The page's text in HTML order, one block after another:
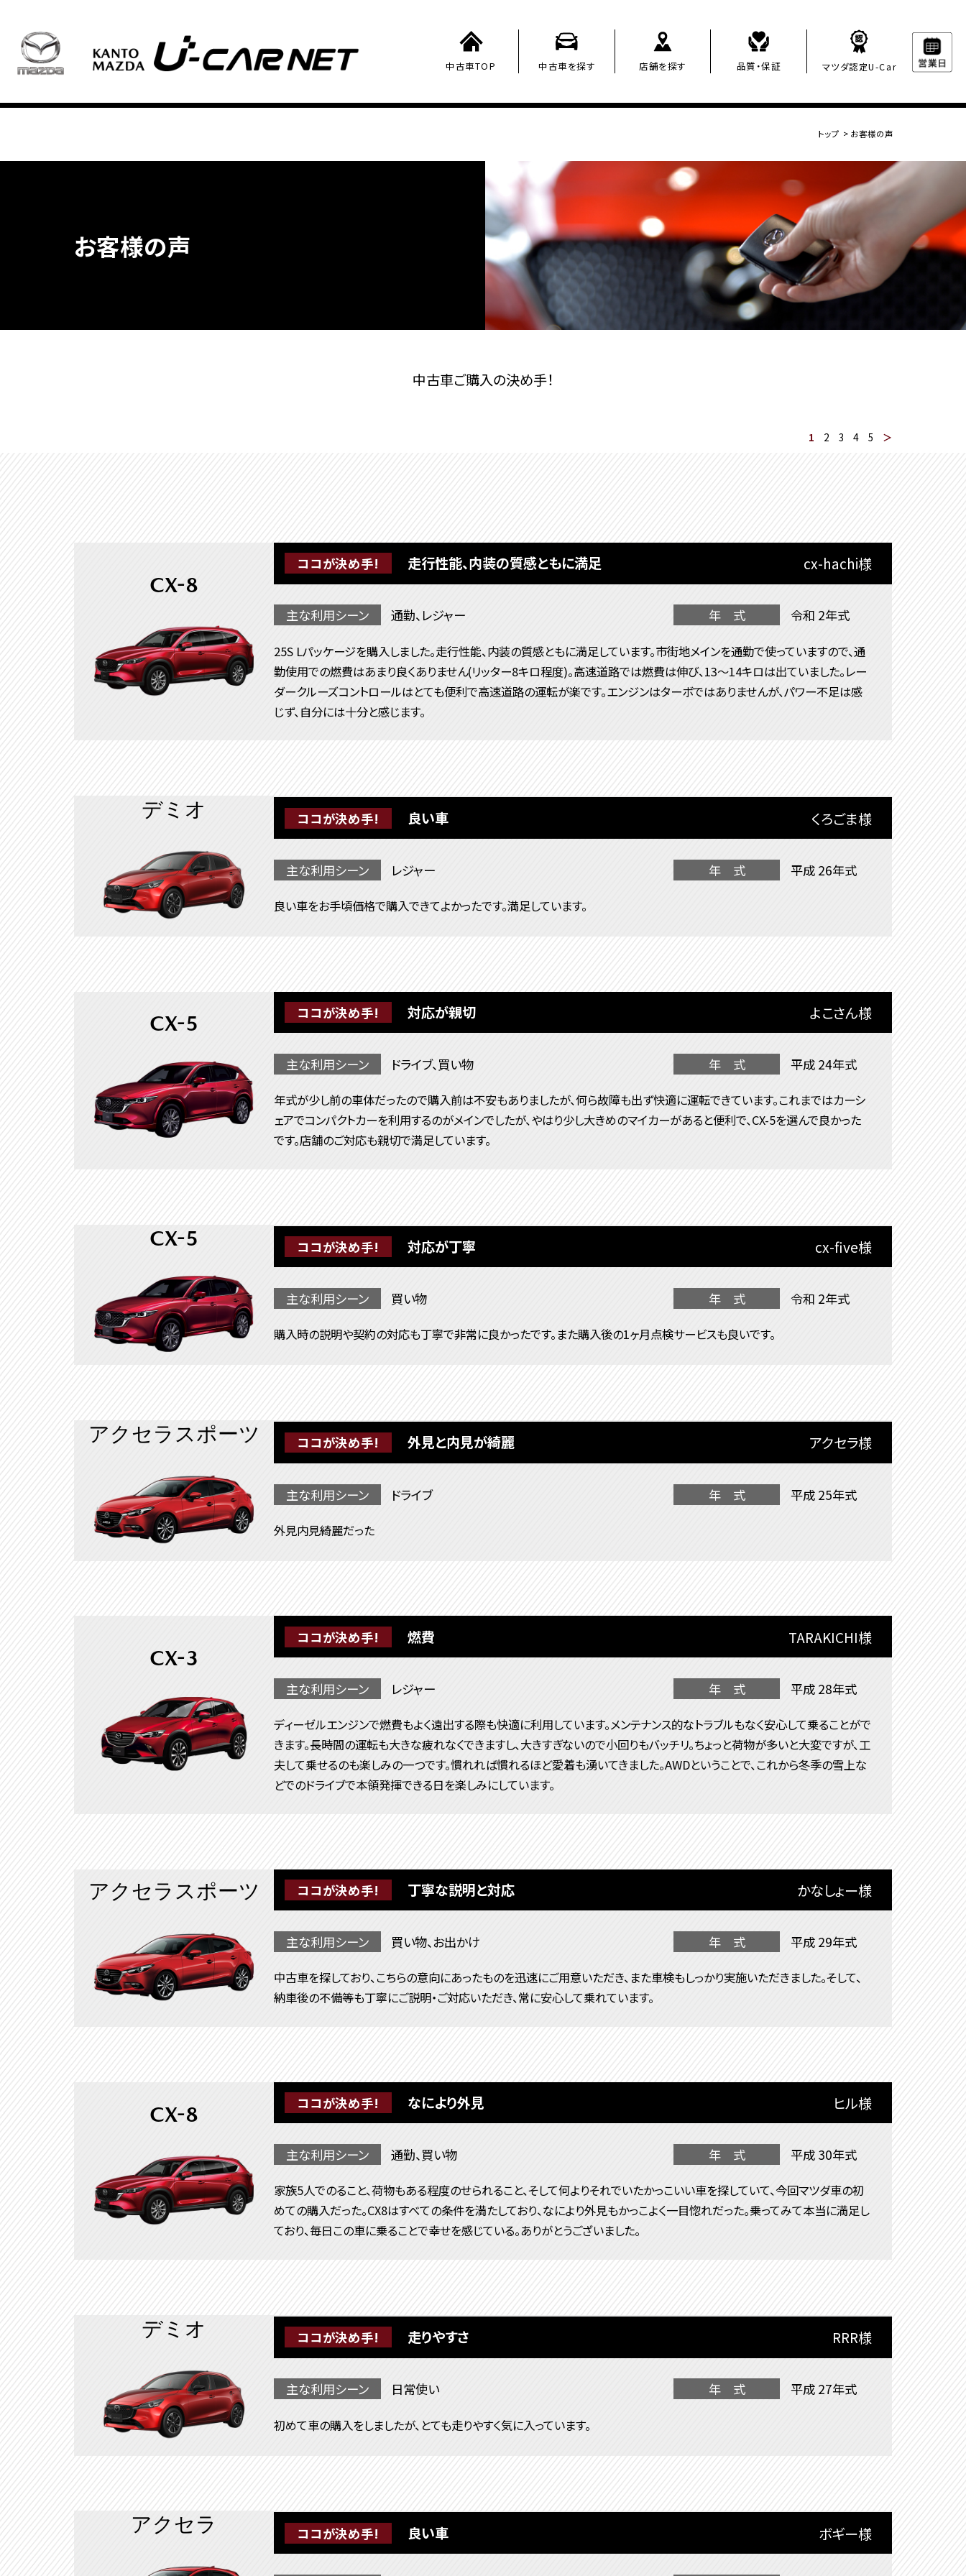
中古車TOP 中古車を探す 店舗を探す 品質・保証 マツダ認定U-Car
トップ > お客様の声
お客様の声
中古車ご購入の決め手！
1 2 3 4 5 ＞
CX-8
主な利用シーン 通勤、レジャー 年 式 令和 2年式
ココが決め手! 走行性能、内装の質感ともに満足 cx-hachi様
25S Lパッケージを購入しました。走行性能、内装の質感ともに満足しています。市街地メインを通勤で使っていますので、通
勤使用での燃費はあまり良くありません(リッター8キロ程度)。高速道路では燃費は伸び、13～14キロは出ていました。レー
ダークルーズコントロールはとても便利で高速道路の運転が楽です。エンジンはターボではありませんが、パワー不足は感
じず、自分には十分と感じます。
デミオ
主な利用シーン レジャー 年 式 平成 26年式
ココが決め手! 良い車 くろごま様
良い車をお手頃価格で購入できてよかったです。満足しています。
CX-5
主な利用シーン ドライブ、買い物 年 式 平成 24年式
ココが決め手! 対応が親切 よこさん様
年式が少し前の車体だったので購入前は不安もありましたが、何ら故障も出ず快適に運転できています。これまではカーシ
ェアでコンパクトカーを利用するのがメインでしたが、やはり少し大きめのマイカーがあると便利で、CX-5を選んで良かった
です。店舗のご対応も親切で満足しています。
CX-5
主な利用シーン 買い物 年 式 令和 2年式
ココが決め手! 対応が丁寧 cx-five様
購入時の説明や契約の対応も丁寧で非常に良かったです。また購入後の1ヶ月点検サービスも良いです。
アクセラスポーツ
主な利用シーン ドライブ 年 式 平成 25年式
ココが決め手! 外見と内見が綺麗 アクセラ様
外見内見綺麗だった
CX-3
主な利用シーン レジャー 年 式 平成 28年式
ココが決め手! 燃費 TARAKICHI様
ディーゼルエンジンで燃費もよく遠出する際も快適に利用しています。メンテナンス的なトラブルもなく安心して乗ることがで
きます。長時間の運転も大きな疲れなくできますし、大きすぎないので小回りもバッチリ。ちょっと荷物が多いと大変ですが、工
夫して乗せるのも楽しみの一つです。慣れれば慣れるほど愛着も湧いてきました。AWDということで、これから冬季の雪上な
どでのドライブで本領発揮できる日を楽しみにしています。
アクセラスポーツ
主な利用シーン 買い物、お出かけ 年 式 平成 29年式
ココが決め手! 丁寧な説明と対応 かなしょー様
中古車を探しており、こちらの意向にあったものを迅速にご用意いただき、また車検もしっかり実施いただきました。そして、
納車後の不備等も丁寧にご説明・ご対応いただき、常に安心して乗れています。
CX-8
主な利用シーン 通勤、買い物 年 式 平成 30年式
ココが決め手! なにより外見 ヒル様
家族5人でのること、荷物もある程度のせられること、そして何よりそれでいたかっこいい車を探していて、今回マツダ車の初
めての購入だった。CX8はすべての条件を満たしており、なにより外見もかっこよく一目惚れだった。乗ってみて本当に満足し
ており、毎日この車に乗ることで幸せを感じている。ありがとうございました。
デミオ
主な利用シーン 日常使い 年 式 平成 27年式
ココが決め手! 走りやすさ RRR様
初めて車の購入をしましたが、とても走りやすく気に入っています。
アクセラ ココが決め手! 良い車 ボギー様